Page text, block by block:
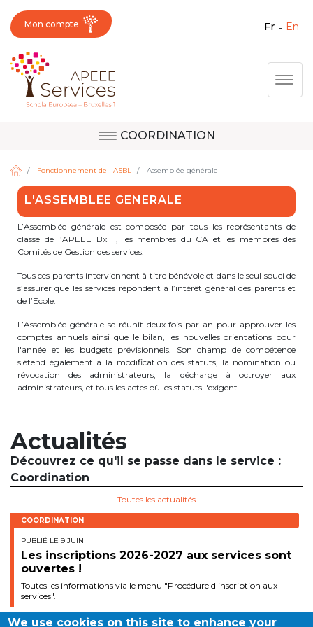
Aller
Fermer X
Question, avis,
demande, suggestion :
contactez le bon
service !
Activités périscolaires Berkendael
+32 (0)472 07 35 25
periscolaire.berkendael@apeee-bxl1-
services.be
BE91 3631 6790 0976
+32 (0)2 375 31 35
cesame@apeee-bxl1-services.be
BE30 3100 2003 2711
Cantine
+32 (0)2 374 76 75
cantine@apeee-bxl1-services.be
Mon compte fr en
COORDINATION
Site de Berkendael
Fonctionnement de l'ASBL Assemblée générale
L'ASSEMBLEE GENERALE
L’Assemblée générale est composée par tous les représentants de
classe de l’APEEE Bxl 1, les membres du CA et les membres des
Comités de Gestion des services.
Tous ces parents interviennent à titre bénévole et dans le seul souci de
s’assurer que les services répondent à l’intérêt général des parents et
de l’Ecole.
L’Assemblée générale se réunit deux fois par an pour approuver les
comptes annuels ainsi que le bilan, les nouvelles orientations pour
l'année et les budgets prévisionnels. Son champ de compétence
s'étend également à la modification des statuts, la nomination ou
révocation des administrateurs, la décharge à octroyer aux
administrateurs, et tous les actes où les statuts l'exigent.
Actualités
Découvrez ce qu'il se passe dans le service :
Coordination
Toutes les actualités
COORDINATION
PUBLIÉ LE 9 JUIN
Les inscriptions 2026-2027 aux services sont
ouvertes !
Toutes les informations via le menu "Procédure d'inscription aux
services".
We use cookies on this site to enhance your